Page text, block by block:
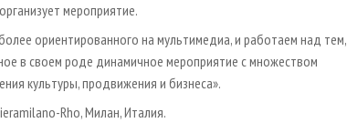
мероприятие.
ориентированного на мультимедиа, и работаем над тем,
в своем роде динамичное мероприятие с множеством
культуры, продвижения и бизнеса».
Rho, Милан, Италия.